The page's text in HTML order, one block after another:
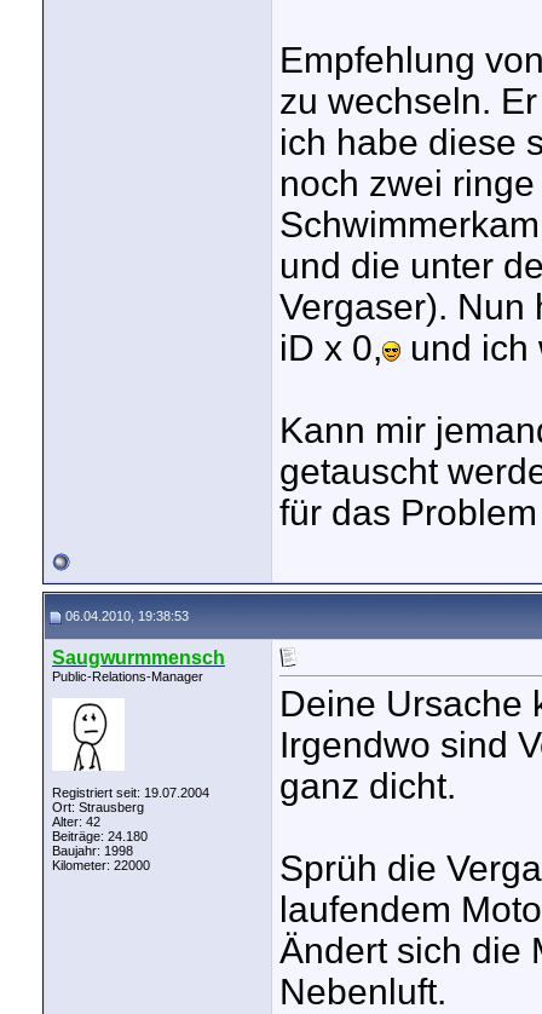
Empfehlung
zu wechseln.
ich habe diese
noch zwei
und die unter
Vergaser). Nun
iD x 0,
und ich
Kann mir
getauscht
für das
06.04.2010, 19:38:53
Saugwurmmensch
Public-Relations-Manager
Registriert seit: 19.07.2004
Ort: Strausberg
Alter: 42
Beiträge: 24.180
Baujahr: 1998
Kilometer: 22000
Deine Ursache
Irgendwo sind
ganz dicht.
Sprüh die
laufendem
Ändert sich die
Nebenluft.